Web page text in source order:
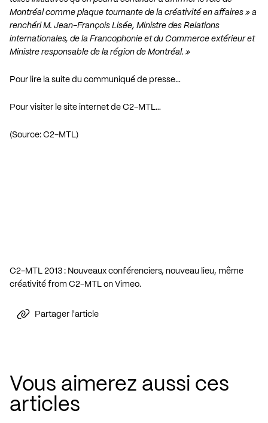
Montréal comme plaque tournante de la créativité en affaires » a
renchéri M. Jean-François Lisée, Ministre des Relations
internationales, de la Francophonie et du Commerce extérieur et
Ministre responsable de la région de Montréal. »
Pour lire la suite du communiqué de presse…
Pour visiter le site internet de C2-MTL…
(Source: C2-MTL)
C2-MTL 2013 : Nouveaux conférenciers, nouveau lieu, même
créativité from C2-MTL on Vimeo.
Partager l'article
Vous aimerez aussi ces
articles